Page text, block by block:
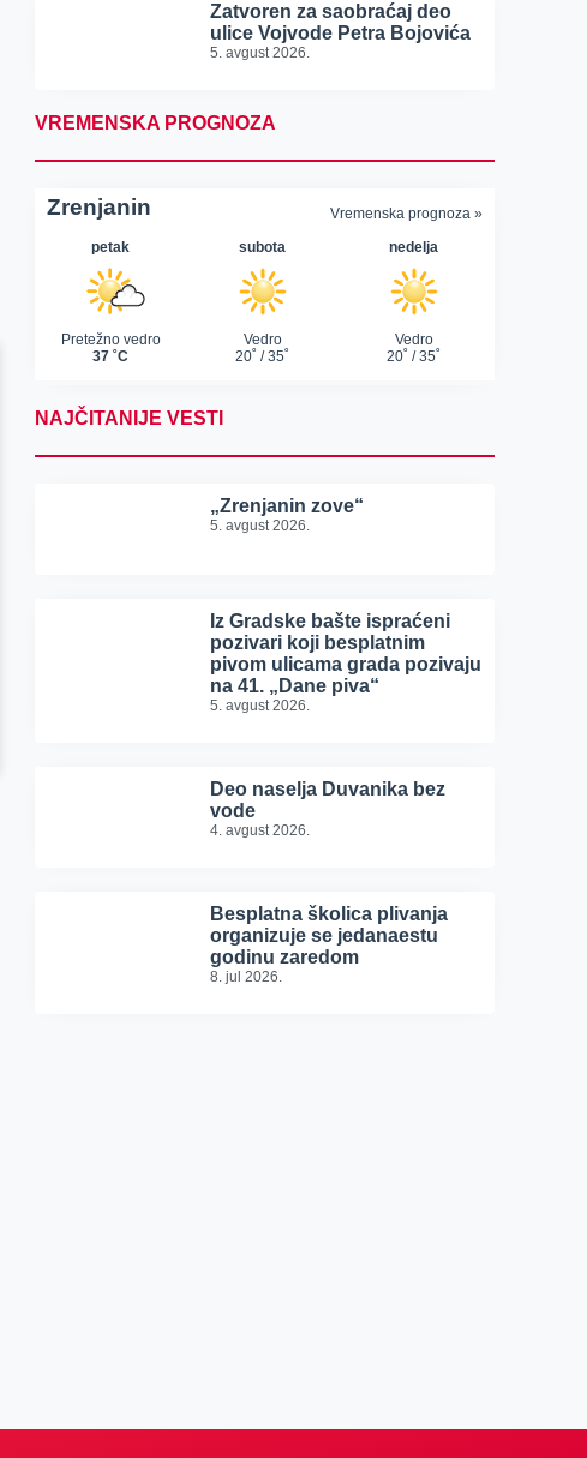
Zatvoren za saobraćaj deo
ulice Vojvode Petra Bojovića
5. avgust 2026.
VREMENSKA PROGNOZA
NAJČITANIJE VESTI
„Zrenjanin zove“
5. avgust 2026.
Iz Gradske bašte ispraćeni
pozivari koji besplatnim
pivom ulicama grada pozivaju
na 41. „Dane piva“
5. avgust 2026.
Deo naselja Duvanika bez
vode
4. avgust 2026.
Besplatna školica plivanja
organizuje se jedanaestu
godinu zaredom
8. jul 2026.